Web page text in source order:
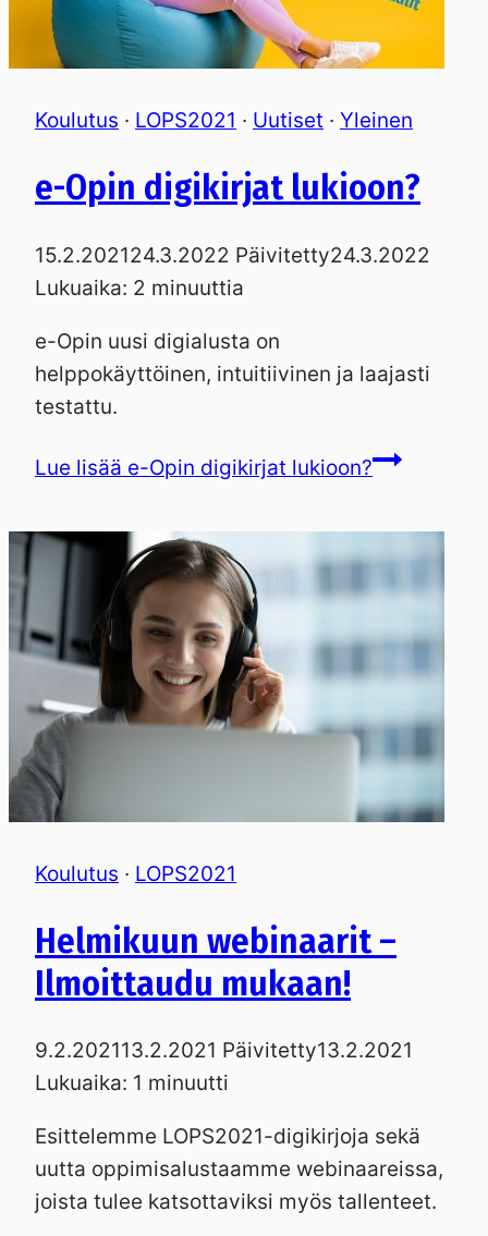
Koulutus · LOPS2021 · Uutiset · Yleinen
e-Opin digikirjat lukioon?
15.2.202124.3.2022 Päivitetty24.3.2022
Lukuaika: 2 minuuttia
e-Opin uusi digialusta on
helppokäyttöinen, intuitiivinen ja laajasti
testattu.
Lue lisää e-Opin digikirjat lukioon?
Koulutus · LOPS2021
Helmikuun webinaarit –
Ilmoittaudu mukaan!
9.2.202113.2.2021 Päivitetty13.2.2021
Lukuaika: 1 minuutti
Esittelemme LOPS2021-digikirjoja sekä
uutta oppimisalustaamme webinaareissa,
joista tulee katsottaviksi myös tallenteet.